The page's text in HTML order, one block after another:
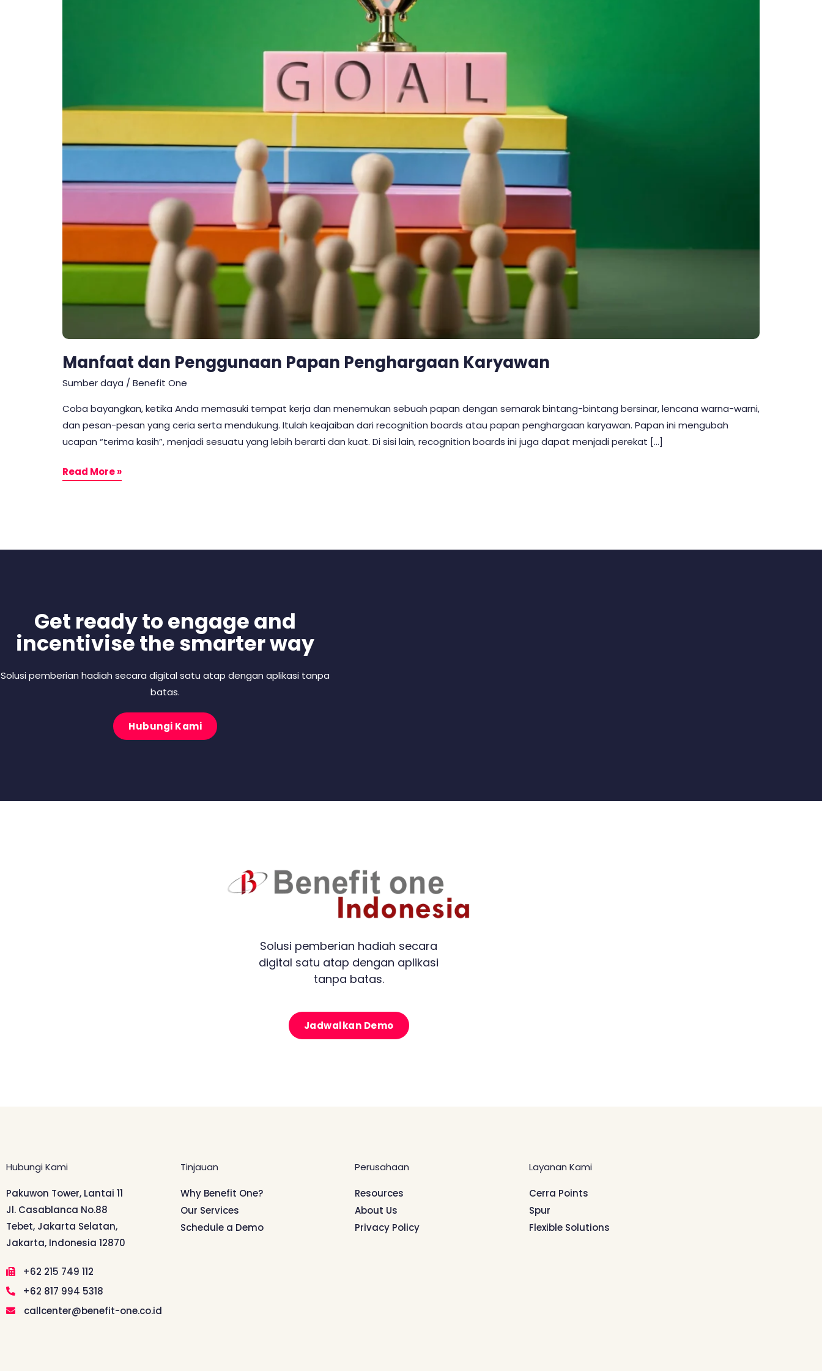
Manfaat dan Penggunaan Papan Penghargaan Karyawan
Sumber daya /Benefit One
Coba bayangkan, ketika Anda memasuki tempat kerja dan menemukan sebuah papan dengan semarak bintang-bintang bersinar, lencana warna-warni,
dan pesan-pesan yang ceria serta mendukung. Itulah keajaiban dari recognition boards atau papan penghargaan karyawan. Papan ini mengubah
ucapan “terima kasih”, menjadi sesuatu yang lebih berarti dan kuat. Di sisi lain, recognition boards ini juga dapat menjadi perekat […]
Read More »
Get ready to engage and
incentivise the smarter way
Solusi pemberian hadiah secara digital satu atap dengan aplikasi tanpa
batas.
Hubungi Kami
Solusi pemberian hadiah secara
digital satu atap dengan aplikasi
tanpa batas.
Jadwalkan Demo
Hubungi Kami
Pakuwon Tower, Lantai 11
Jl. Casablanca No.88
Tebet, Jakarta Selatan,
Jakarta, Indonesia 12870
+62 215 749 112
+62 817 994 5318
callcenter@benefit-one.co.id
Tinjauan
Why Benefit One?
Our Services
Schedule a Demo
Perusahaan
Resources
About Us
Privacy Policy
Layanan Kami
Cerra Points
Spur
Flexible Solutions